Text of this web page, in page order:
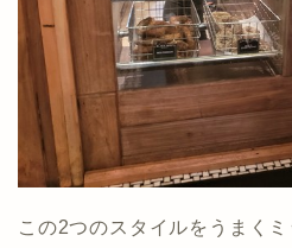
この2つのスタイルをうまく